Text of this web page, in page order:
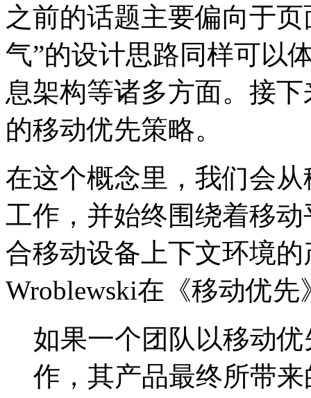
之前的话题主要偏向于
气”的设计思路同样可以
息架构等诸多方面。接
的移动优先策略。
在这个概念里，我们会
工作，并始终围绕着移
合移动设备上下文环境
Wroblewski在《移动优
如果一个团队以移动
作，其产品最终所带